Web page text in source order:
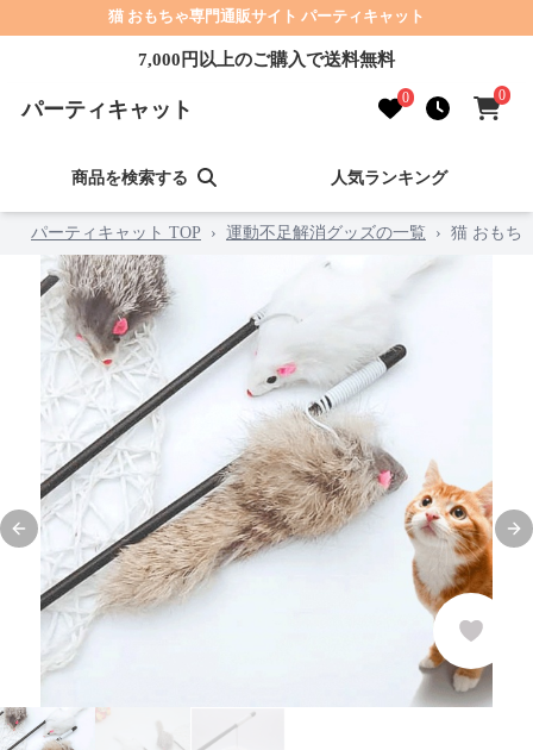
猫 おもちゃ専門通販サイト パーティキャット
7,000円以上のご購入で送料無料
パーティキャット 0 0
商品を検索する 人気ランキング
パーティキャット TOP › 運動不足解消グッズの一覧 › 猫 おもち
Previous slide